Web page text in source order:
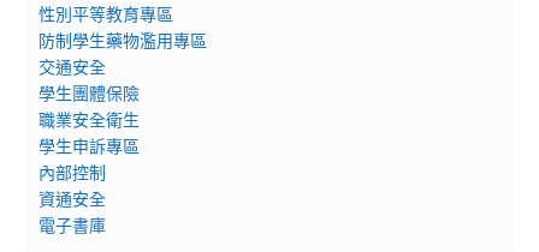
性別平等教育專區
防制學生藥物濫用專區
交通安全
學生團體保險
職業安全衛生
學生申訴專區
內部控制
資通安全
電子書庫